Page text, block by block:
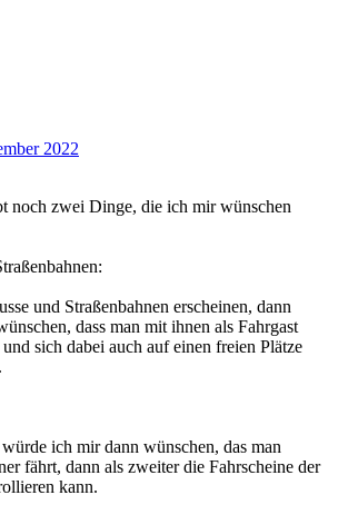
2022
noch zwei Dinge, die ich mir wünschen
und Straßenbahnen erscheinen, dann
dass man mit ihnen als Fahrgast
sich dabei auch auf einen freien Plätze
ich mir dann wünschen, das man
fährt, dann als zweiter die Fahrscheine der
kann.